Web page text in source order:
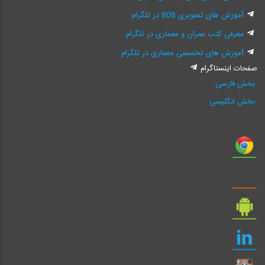
در منبع موجود نیست. این امر باعث می‌شود کارایی و نقش کلیدواژه حفظ
شود.
۱- شامل تمام لغات کلیدی منابع آزمون شود، به گونه‌ای که آن کلمات بسیار
مهم بوده که یا در آزمون‌ها از آن سوال شده و یا احتمال سوال آوردن از آن
وجود داشته باشد.
۳- کلمات مفهومی داشته باشد، یعنی مطالب مهمی را که مثلا در یک صفحه
است، داوطلب بتواند به جواب برسد.
۴- فرمول ها را شامل شود. یعنی اگر داوطلب بخواهد فرمولی را پیدا کند، با
مراجعه به ردیف ف و یافتن واژه فرمول بتواند فرمول مد نظر را انتخاب کند.
به طور کلی کتاب کلیدواژه کتابی است که بتواند داوطلب را برای رسیدن به
آموزش های تصویری 808 در تلگرام
معرفی کتب عمران و معماری در تلگرام
آموزش های تخصصی معماری در تلگرام
صفحات اینستاگرام
بخش فارسی
بخش انگلیسی